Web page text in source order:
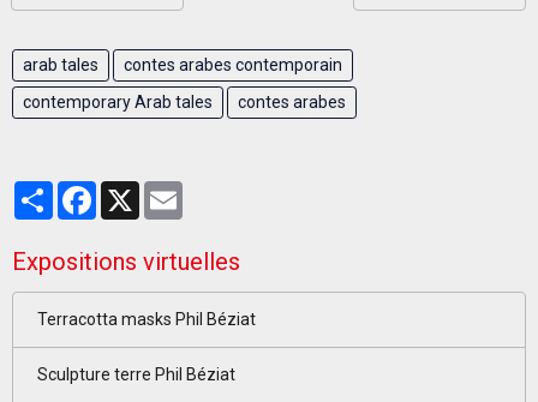
arab tales
contes arabes contemporain
contemporary Arab tales
contes arabes
PartagerFacebook
X
Expositions virtuelles
Terracotta masks Phil Béziat
Sculpture terre Phil Béziat